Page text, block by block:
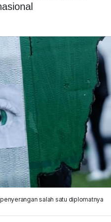
salah satu diplomatnya